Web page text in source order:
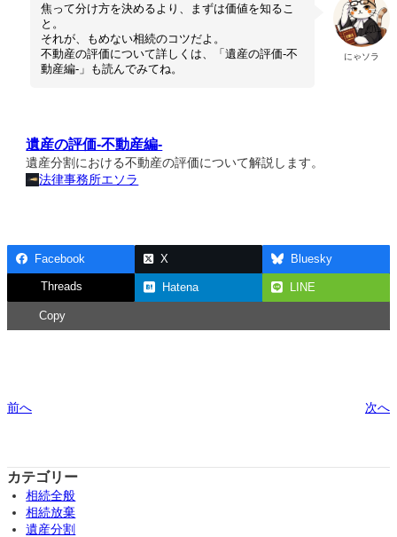
にゃソラ
焦って分け方を決めるより、まずは価値を知るこ
と。
それが、もめない相続のコツだよ。
不動産の評価について詳しくは、「遺産の評価-不
動産編-」も読んでみてね。
遺産の評価-不動産編-
遺産分割における不動産の評価について解説します。
法律事務所エソラ
Facebook X Bluesky
Threads Hatena LINE
Copy
前へ 次へ
カテゴリー
相続全般
相続放棄
遺産分割